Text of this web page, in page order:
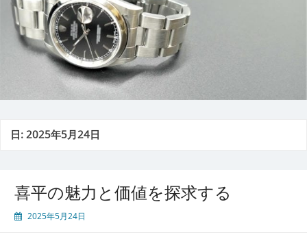
日:2025年5月24日
喜平の魅力と価値を探求する
2025年5月24日